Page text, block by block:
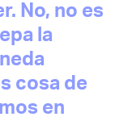
No, no es
la
cosa de
en